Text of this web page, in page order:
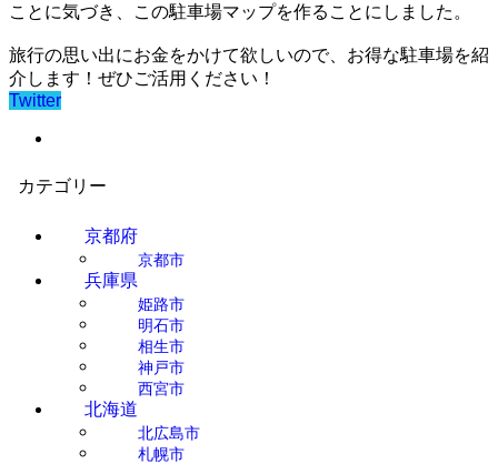
ことに気づき、この駐車場マップを作ることにしました。
旅行の思い出にお金をかけて欲しいので、お得な駐車場を紹
介します！ぜひご活用ください！
Twitter
カテゴリー
京都府
京都市
兵庫県
姫路市
明石市
相生市
神戸市
西宮市
北海道
北広島市
札幌市